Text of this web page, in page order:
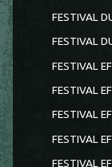
FESTIVAL
FESTIVAL
FESTIVAL
FESTIVAL
FESTIVAL
FESTIVAL
FESTIVAL